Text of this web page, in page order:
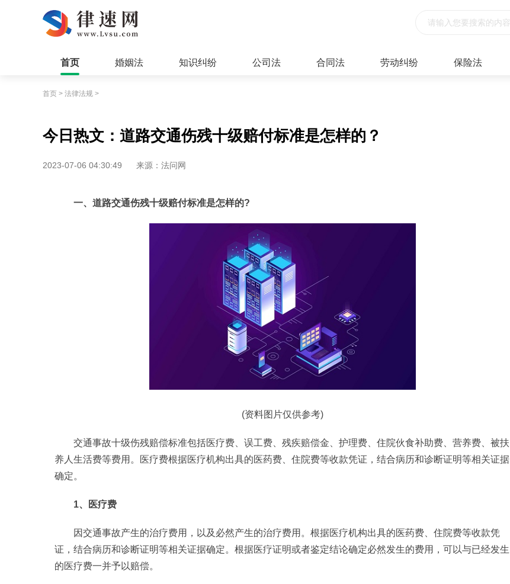
首页 婚姻法 知识纠纷 公司法 合同法 劳动纠纷 保险法
首页 > 法律法规 >
今日热文：道路交通伤残十级赔付标准是怎样的？
2023-07-06 04:30:49 来源：法问网
一、道路交通伤残十级赔付标准是怎样的?
(资料图片仅供参考)
交通事故十级伤残赔偿标准包括医疗费、误工费、残疾赔偿金、护理费、住院伙食补助费、营养费、被扶
养人生活费等费用。医疗费根据医疗机构出具的医药费、住院费等收款凭证，结合病历和诊断证明等相关证据
确定。
1、医疗费
因交通事故产生的治疗费用，以及必然产生的治疗费用。根据医疗机构出具的医药费、住院费等收款凭
证，结合病历和诊断证明等相关证据确定。根据医疗证明或者鉴定结论确定必然发生的费用，可以与已经发生
的医疗费一并予以赔偿。